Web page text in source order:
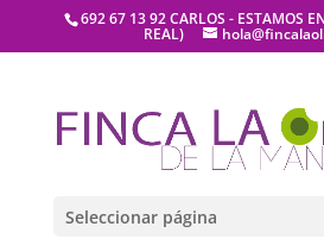
692 67 13 92 CARLOS - ESTAMOS
REAL)
Seleccionar página